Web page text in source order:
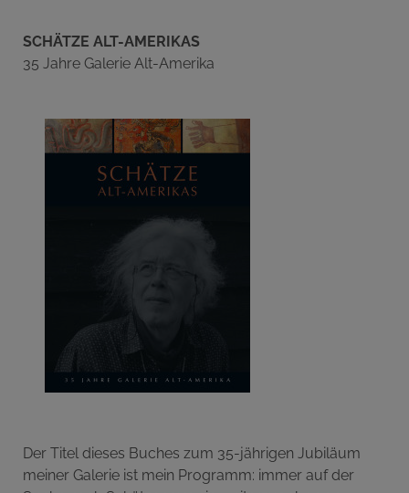
SCHÄTZE ALT-AMERIKAS
35 Jahre Galerie Alt-Amerika
Der Titel dieses Buches zum 35-jährigen Jubiläum
meiner Galerie ist mein Programm: immer auf der